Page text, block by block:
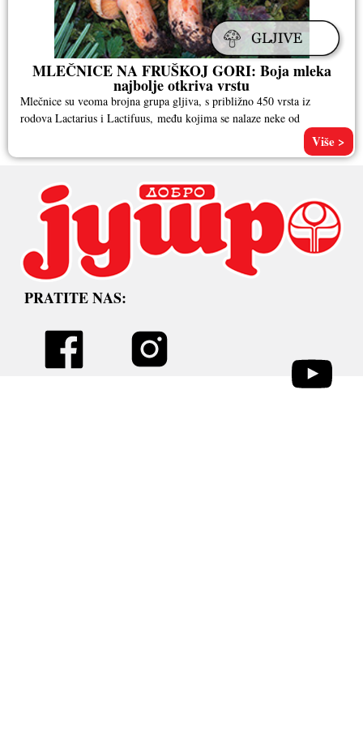
MLEČNICE NA FRUŠKOJ GORI: Boja mleka
najbolje otkriva vrstu
Mlečnice su veoma brojna grupa gljiva, s približno 450 vrsta iz
rodova Lactarius i Lactifuus, među kojima se nalaze neke od
Više >
PRATITE NAS: